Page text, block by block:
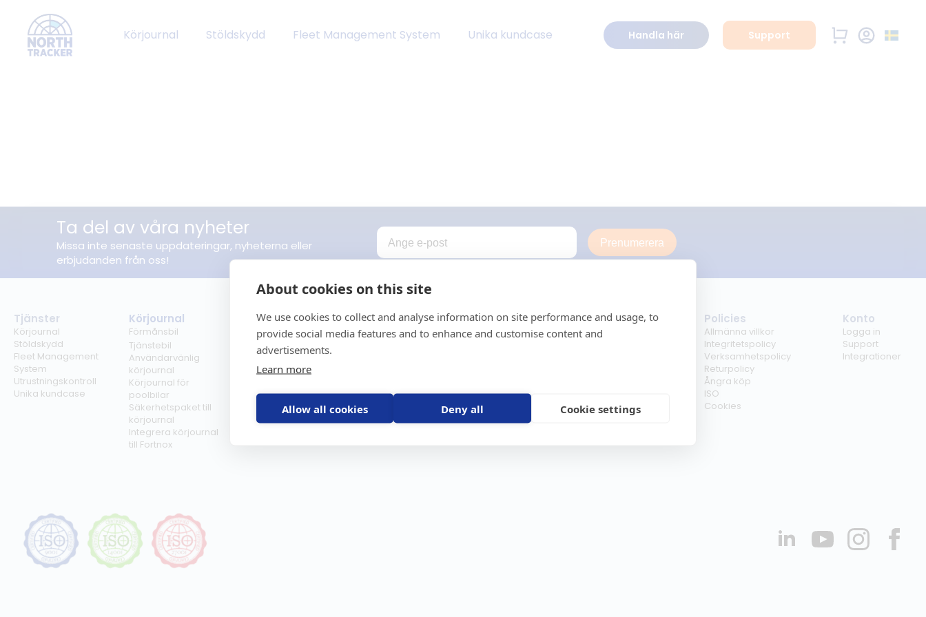
About cookies on this site
We use cookies to collect and analyse information on site performance and usage, to
provide social media features and to enhance and customise content and
advertisements.
Learn more
Allow all cookies Deny all Cookie settings
Körjournal Stöldskydd Fleet Management System Unika kundcase Handla här Support
Ta del av våra nyheter
Missa inte senaste uppdateringar, nyheterna eller
erbjudanden från oss!
Prenumerera
Tjänster
Körjournal
Stöldskydd
Fleet Management
System
Utrustningskontroll
Unika kundcase
Körjournal
Förmånsbil
Tjänstebil
Användarvänlig
körjournal
Körjournal för
poolbilar
Säkerhetspaket till
körjournal
Integrera körjournal
till Fortnox
Regelverk
Milersättning
Regler för tjänstebil
Regler för
förmånsbil
GPS-trackers
Scout 2.0
Stöldskydd
Båt
Åkgräsklippare
Moped
Vattenskoter
Företag
Om oss
Policies
Allmänna villkor
Integritetspolicy
Verksamhetspolicy
Returpolicy
Ångra köp
ISO
Cookies
Konto
Logga in
Support
Integrationer